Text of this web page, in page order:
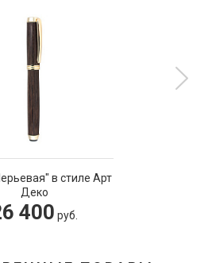
в стиле Арт
Деко
400 руб.